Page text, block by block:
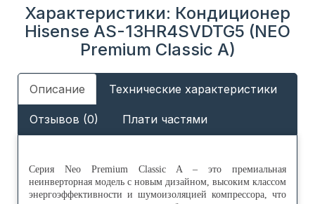
Характеристики: Кондиционер
Hisense AS-13HR4SVDTG5 (NEO
Premium Classic A)
Описание Технические характеристики
Отзывов (0) Плати частями
Серия Neo Premium Classic A – это премиальная
неинверторная модель с новым дизайном, высоким классом
энергоэффективности и шумоизоляцией компрессора, что